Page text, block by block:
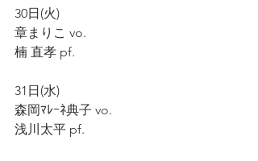
30日(火)
章まりこ vo.
楠 直孝 pf.
31日(水)
森岡ﾏﾚｰﾈ典子 vo.
浅川太平 pf.